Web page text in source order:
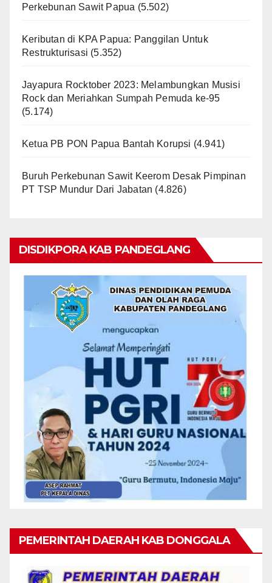
Perkebunan Sawit Papua (5.502)
Keributan di KPA Papua: Panggilan Untuk
Restrukturisasi (5.352)
Jayapura Rocktober 2023: Melambungkan Musisi
Rock dan Meriahkan Sumpah Pemuda ke-95
(5.174)
Ketua PB PON Papua Bantah Korupsi (4.941)
Buruh Perkebunan Sawit Keerom Desak Pimpinan
PT TSP Mundur Dari Jabatan (4.826)
DISDIKPORA KAB PANDEGLANG
PEMERINTAH DAERAH KAB DONGGALA